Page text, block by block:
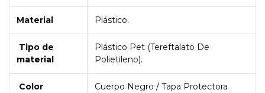
Material Plástico.
Tipo de
material
Plástico Pet (Tereftalato De
Polietileno).
Color
Cuerpo Negro / Tapa Protectora